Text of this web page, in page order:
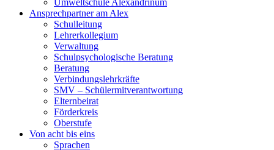
Umweltschule Alexandrinum
Ansprechpartner am Alex
Schulleitung
Lehrerkollegium
Verwaltung
Schulpsychologische Beratung
Beratung
Verbindungslehrkräfte
SMV – Schülermitverantwortung
Elternbeirat
Förderkreis
Oberstufe
Von acht bis eins
Sprachen